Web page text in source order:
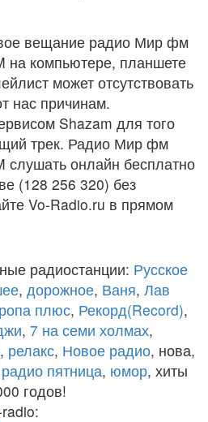
вещание радио Мир фм
на компьютере, планшете
может отсутствовать
нас причинам.
Shazam для того
трек. Радио Мир фм
слушать онлайн бесплатно
(128 256 320) без
Vo-Radio.ru в прямом
радиостанции: Русское
, дорожное, Ваня, Лав
плюс, Рекорд(Record),
, 7 на семи холмах,
, релакс, Новое радио, нова,
радио пятница, юмор, хиты
годов!